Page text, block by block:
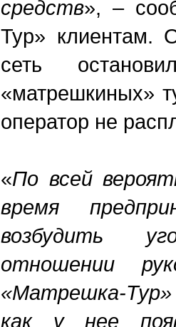
средств», –
Тур» клиентам.
сеть
«матрешкиных»
оператор не
«По всей
время
возбудить
отношении
«Матрешка-
как у нее